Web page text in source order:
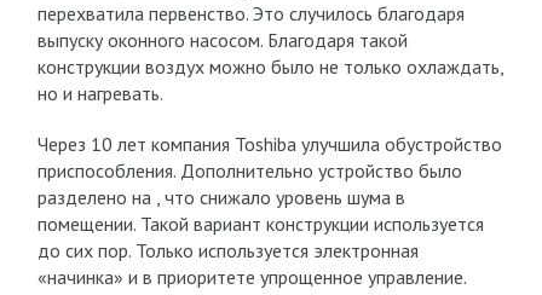
перехватила первенство. Это случилось благодаря
выпуску оконного насосом. Благодаря такой
конструкции воздух можно было не только охлаждать,
но и нагревать.
Через 10 лет компания Toshiba улучшила обустройство
приспособления. Дополнительно устройство было
разделено на , что снижало уровень шума в
помещении. Такой вариант конструкции используется
до сих пор. Только используется электронная
«начинка» и в приоритете упрощенное управление.